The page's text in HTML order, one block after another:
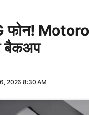
फोन!
बैकअप
2026 8:30 AM